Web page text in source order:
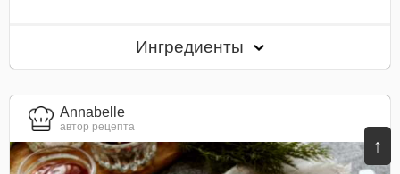
↑
Ингредиенты
Annabelle
автор рецепта